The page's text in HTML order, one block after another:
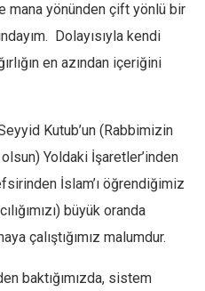
mana yönünden çift yönlü bir
Dolayısıyla kendi
en azından içeriğini
Kutub’un (Rabbimizin
Yoldaki İşaretler’inden
İslam’ı öğrendiğimiz
büyük oranda
çalıştığımız malumdur.
baktığımızda, sistem